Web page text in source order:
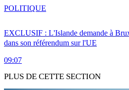
EXCLUSIF : L'Islande demande à
dans son référendum sur l'UE
09:07
POLITIQUE
PLUS DE CETTE SECTION